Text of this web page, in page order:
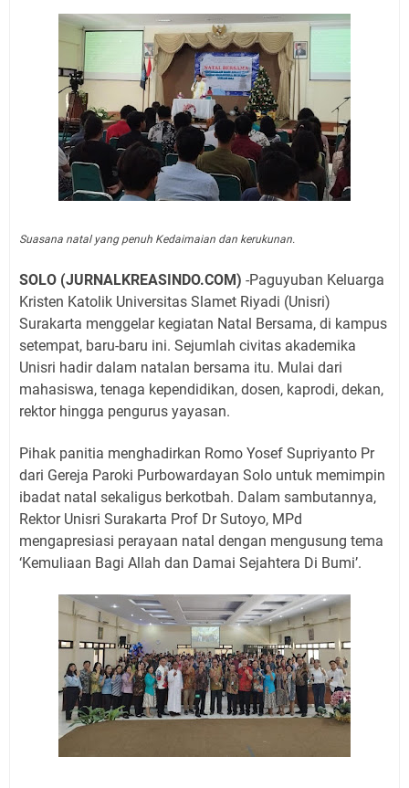
Suasana natal yang penuh Kedaimaian dan kerukunan.
SOLO (JURNALKREASINDO.COM) -Paguyuban Keluarga
Kristen Katolik Universitas Slamet Riyadi (Unisri)
Surakarta menggelar kegiatan Natal Bersama, di kampus
setempat, baru-baru ini. Sejumlah civitas akademika
Unisri hadir dalam natalan bersama itu. Mulai dari
mahasiswa, tenaga kependidikan, dosen, kaprodi, dekan,
rektor hingga pengurus yayasan.
Pihak panitia menghadirkan Romo Yosef Supriyanto Pr
dari Gereja Paroki Purbowardayan Solo untuk memimpin
ibadat natal sekaligus berkotbah. Dalam sambutannya,
Rektor Unisri Surakarta Prof Dr Sutoyo, MPd
mengapresiasi perayaan natal dengan mengusung tema
‘Kemuliaan Bagi Allah dan Damai Sejahtera Di Bumi’.